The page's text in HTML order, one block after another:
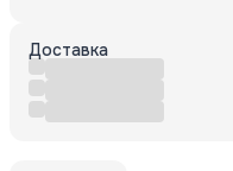
Доставка